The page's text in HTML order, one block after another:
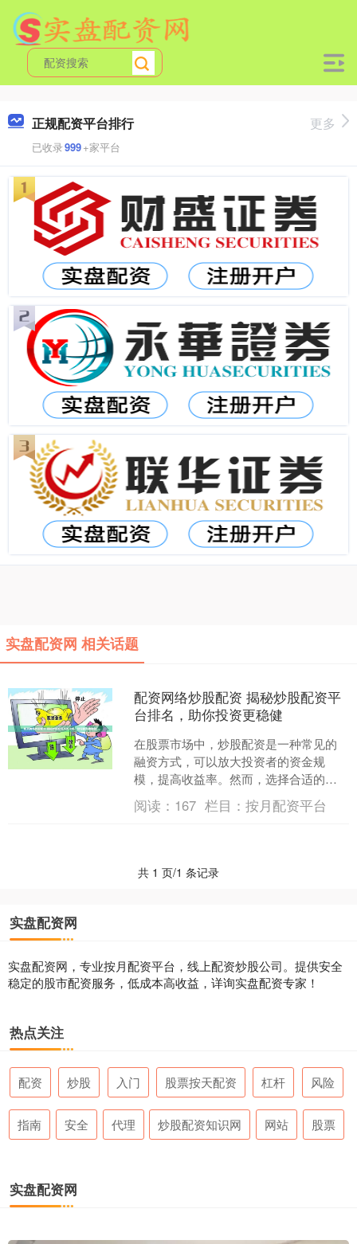
正规配资平台排行
已收录999+家平台
更多
实盘配资网 相关话题
配资网络炒股配资 揭秘炒股配资平
台排名，助你投资更稳健
在股票市场中，炒股配资是一种常见的
融资方式，可以放大投资者的资金规
模，提高收益率。然而，选择合适的炒
股配资平台至关重要配资网络炒股配
资，直接关系到投资者的资金安....
阅读： 167 栏目：按月配资平台
共 1 页/1 条记录
实盘配资网
实盘配资网，专业按月配资平台，线上配资炒股公司。提供安全
稳定的股市配资服务，低成本高收益，详询实盘配资专家！
热点关注
配资 炒股 入门 股票按天配资 杠杆 风险
指南 安全 代理 炒股配资知识网 网站 股票
实盘配资网